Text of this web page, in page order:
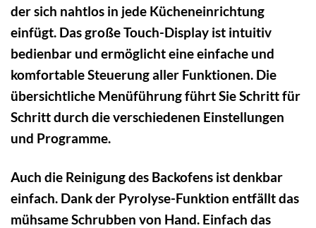
der sich nahtlos in jede Kücheneinrichtung
einfügt. Das große Touch-Display ist intuitiv
bedienbar und ermöglicht eine einfache und
komfortable Steuerung aller Funktionen. Die
übersichtliche Menüführung führt Sie Schritt für
Schritt durch die verschiedenen Einstellungen
und Programme.
Auch die Reinigung des Backofens ist denkbar
einfach. Dank der Pyrolyse-Funktion entfällt das
mühsame Schrubben von Hand. Einfach das